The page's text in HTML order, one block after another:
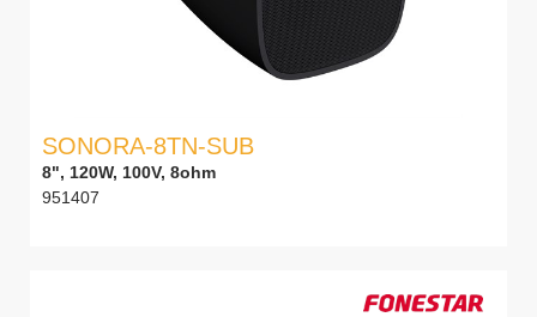
SONORA-8TN-SUB
8", 120W, 100V, 8ohm
951407